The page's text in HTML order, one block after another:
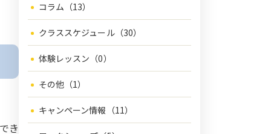
き
コラム（13）
クラススケジュール（30）
体験レッスン（0）
その他（1）
キャンペーン情報（11）